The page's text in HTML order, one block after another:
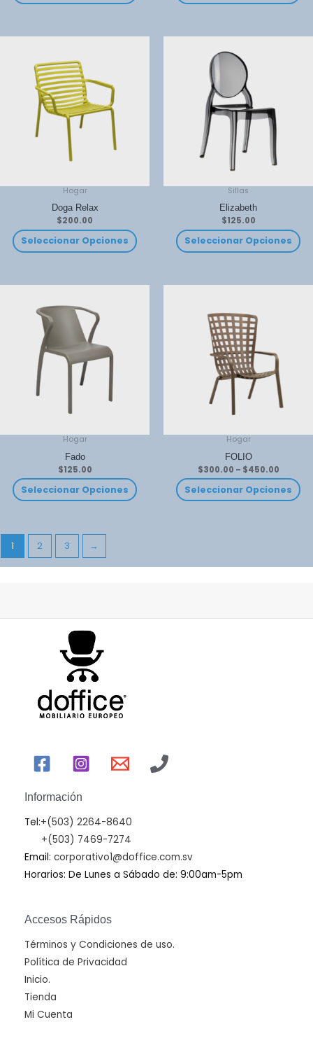
Hogar
Doga Relax
$200.00
Seleccionar Opciones
Sillas
Elizabeth
$125.00
Seleccionar Opciones
Hogar
Fado
$125.00
Seleccionar Opciones
Hogar
FOLIO
$300.00 – $450.00
Seleccionar Opciones
1 2 3 →
Información
Tel:+(503) 2264-8640
+(503) 7469-7274
Email: corporativo1@doffice.com.sv
Horarios: De Lunes a Sábado de: 9:00am-5pm
Accesos Rápidos
Términos y Condiciones de uso.
Política de Privacidad
Inicio.
Tienda
Mi Cuenta